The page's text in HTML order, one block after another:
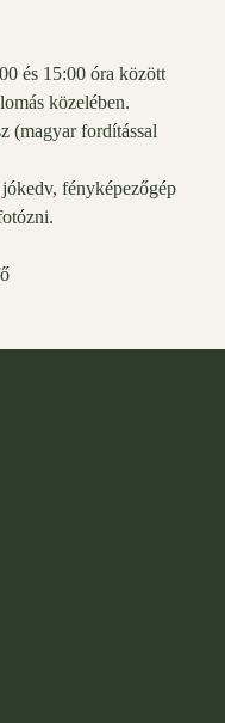
és 15:00 óra között
közelében.
(magyar fordítással
fényképezőgép